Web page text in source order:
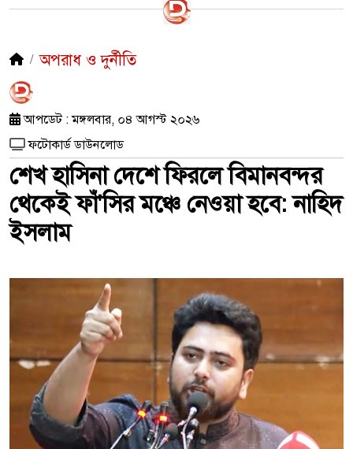
অপরাধ ও দুর্নীতি
আপডেট : মঙ্গলবার, ০৪ আগস্ট ২০২৬
ফটোকার্ড ডাউনলোড
শেখ হাসিনা দেশে ফিরলে বিমানবন্দর
থেকেই ফাঁ'সির মঞ্চে নেওয়া হবে: নাহিদ
ইসলাম